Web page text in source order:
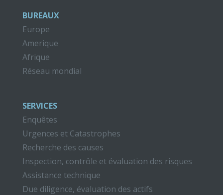
BUREAUX
Europe
Amerique
Afrique
Réseau mondial
SERVICES
Enquêtes
Urgences et Catastrophes
Recherche des causes
Inspection, contrôle et évaluation des risques
Assistance technique
Due diligence, évaluation des actifs